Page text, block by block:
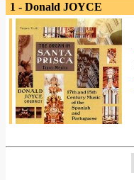
1 - Donald JOYCE